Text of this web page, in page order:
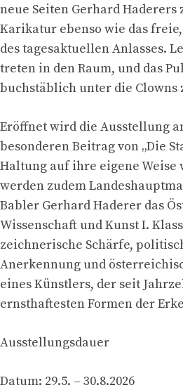
neue Seiten Gerhard
Karikatur ebenso wie das
des tagesaktuellen Anlasses.
treten in den Raum, und das
buchstäblich unter die Clowns
Eröffnet wird die Ausstellung
besonderen Beitrag von „Die
Haltung auf ihre eigene
werden zudem
Babler Gerhard Haderer das
Wissenschaft und Kunst I.
zeichnerische Schärfe,
Anerkennung und
eines Künstlers, der seit
ernsthaftesten Formen der
Ausstellungsdauer
Datum: 29.5. – 30.8.2026